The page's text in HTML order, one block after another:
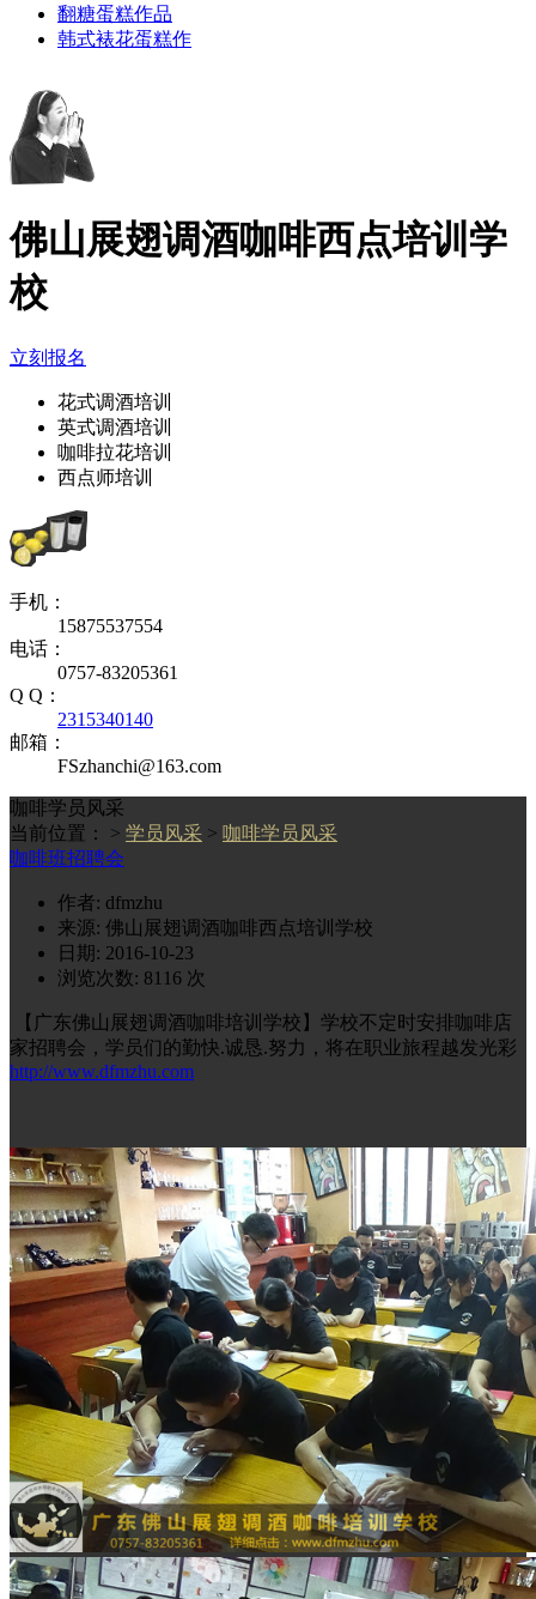
翻糖蛋糕作品
韩式裱花蛋糕作
佛山展翅调酒咖啡西点培训学
校
立刻报名
花式调酒培训
英式调酒培训
咖啡拉花培训
西点师培训
手机：
15875537554
电话：
0757-83205361
Q Q：
2315340140
邮箱：
FSzhanchi@163.com
咖啡学员风采
当前位置： > 学员风采 > 咖啡学员风采
咖啡班招聘会
作者: dfmzhu
来源: 佛山展翅调酒咖啡西点培训学校
日期: 2016-10-23
浏览次数: 8116 次
【广东佛山展翅调酒咖啡培训学校】学校不定时安排咖啡店
家招聘会，学员们的勤快.诚恳.努力，将在职业旅程越发光彩
http://www.dfmzhu.com